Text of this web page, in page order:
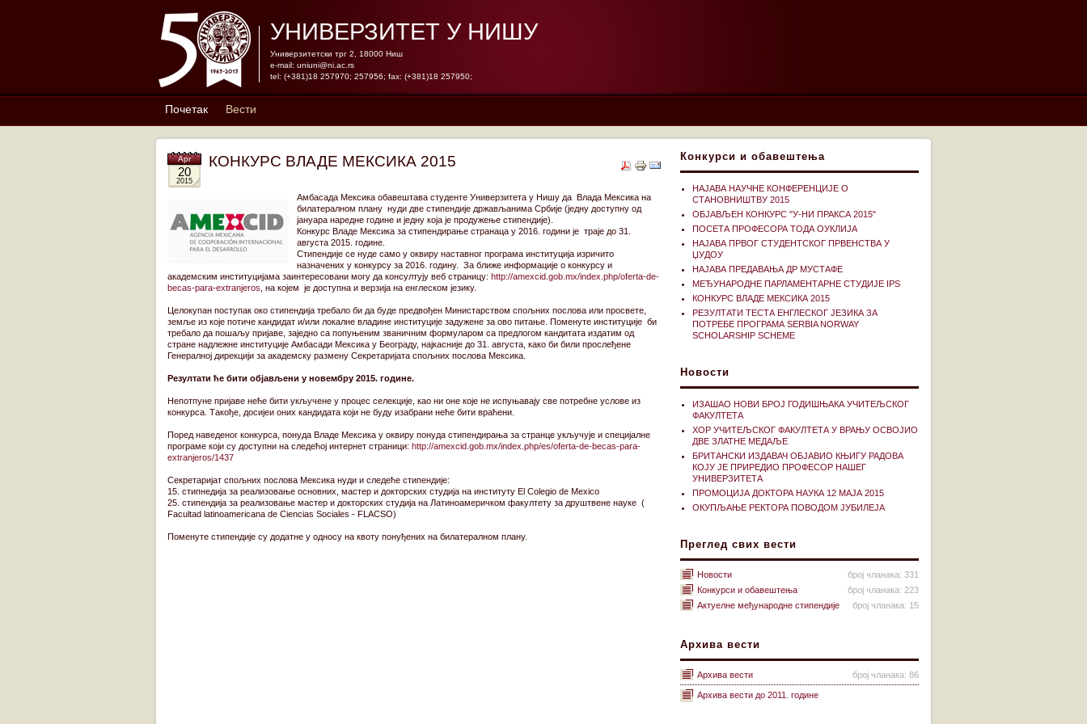
УНИВЕРЗИТЕТ У НИШУ
Универзитетски трг 2, 18000 Ниш
e-mail: uniuni@ni.ac.rs
tel: (+381)18 257970; 257956; fax: (+381)18 257950;
Почетак Вести
Apr
20
2015
КОНКУРС ВЛАДЕ МЕКСИКА 2015
Амбасада Мексика обавештава студенте Универзитета у Нишу да Влада Мексика на
билатералном плану нуди две стипендије држављанима Србије (једну доступну од
јануара наредне године и једну која је продужење стипендије).
Конкурс Владе Мексика за стипендирање странаца у 2016. години је траје до 31.
августа 2015. године.
Стипендије се нуде само у оквиру наставног програма институција изричито
назначених у конкурсу за 2016. годину. За ближе информације о конкурсу и
академским институцијама заинтересовани могу да консултују веб страницу: http://amexcid.gob.mx/index.php/oferta-de-
becas-para-extranjeros , на којем је доступна и верзија на енглеском jезику.
Целокупан поступак око стипендија требало би да буде предвођен Министарством спољних послова или просвете,
земље из које потиче кандидат и/или локалне владине институције задужене за ово питање. Поменуте институције би
требало да пошаљу пријаве, заједно са попуњеним званичним формуларом са предлогом кандитата издатим од
стране надлежне институције Амбасади Мексика у Београду, најкасније до 31. августа, како би били прослеђене
Генералној дирекцији за академску размену Секретаријата спољних послова Мексика.
Резултати ће бити објављени у новембру 2015. године.
Непотпуне пријаве неће бити укључене у процес селекције, као ни оне које не испуњавају све потребне услове из
конкурса. Такође, досијеи оних кандидата који не буду изабрани неће бити враћени.
Поред наведеног конкурса, понуда Владе Мексика у оквиру понуда стипендирања за странце укључује и специјалне
програме који су доступни на следећој интернет страници: http://amexcid.gob.mx/index.php/es/oferta-de-becas-para-
extranjeros/1437
Секретаријат спољних послова Мексика нуди и следеће стипендије:
15. стипнедија за реализовање основних, мастер и докторских студија на институту El Colegio de Mexico
25. стипендија за реализовање мастер и докторских студија на Латиноамеричком факултету за друштвене науке (
Facultad latinoamericana de Ciencias Sociales - FLACSO)
Поменуте стипендије су додатне у односу на квоту понуђених на билатералном плану.
Конкурси и обавештења
НАЈАВА НАУЧНЕ КОНФЕРЕНЦИЈЕ О
СТАНОВНИШТВУ 2015
ОБЈАВЉЕН КОНКУРС "У-НИ ПРАКСА 2015"
ПОСЕТА ПРОФЕСОРА ТОДА ОУКЛИЈА
НАЈАВА ПРВОГ СТУДЕНТСКОГ ПРВЕНСТВА У
ЏУДОУ
НАЈАВА ПРЕДАВАЊА ДР МУСТАФЕ
МЕЂУНАРОДНЕ ПАРЛАМЕНТАРНЕ СТУДИЈЕ IPS
КОНКУРС ВЛАДЕ МЕКСИКА 2015
РЕЗУЛТАТИ ТЕСТА ЕНГЛЕСКОГ ЈЕЗИКА ЗА
ПОТРЕБЕ ПРОГРАМА SERBIA NORWAY
SCHOLARSHIP SCHEME
Новости
ИЗАШАО НОВИ БРОЈ ГОДИШЊАКА УЧИТЕЉСКОГ
ФАКУЛТЕТА
ХОР УЧИТЕЉСКОГ ФАКУЛТЕТА У ВРАЊУ ОСВОЈИО
ДВЕ ЗЛАТНЕ МЕДАЉЕ
БРИТАНСКИ ИЗДАВАЧ ОБЈАВИО КЊИГУ РАДОВА
КОЈУ ЈЕ ПРИРЕДИО ПРОФЕСОР НАШЕГ
УНИВЕРЗИТЕТА
ПРОМОЦИЈА ДОКТОРА НАУКА 12 МАЈА 2015
ОКУПЉАЊЕ РЕКТОРА ПОВОДОМ ЈУБИЛЕЈА
Преглед свих вести
Новости
број чланака: 331
Конкурси и обавештења
број чланака: 223
Актуелне међународне стипендије
број чланака: 15
Архива вести
Архива вести број чланака: 86
Архива вести до 2011. године